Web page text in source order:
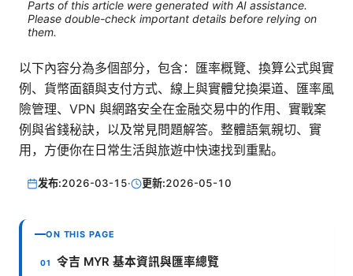
Parts of this article were generated with AI assistance.
Please double-check important details before relying on
them.
以下內容分為多個部分，包含：匯率概覽、換算公式與實
例、貨幣面額與支付方式、線上與實體兌換渠道、匯率風
險管理、VPN 與網路安全在金融交易中的作用、實戰案
例與省錢秘訣，以及常見問題解答。整體語氣親切、實
用，方便你在日常生活與旅遊中快速找到重點。
发布:2026-03-15· 更新:2026-05-10
ON THIS PAGE
令吉 MYR 基本資訊與匯率總覽